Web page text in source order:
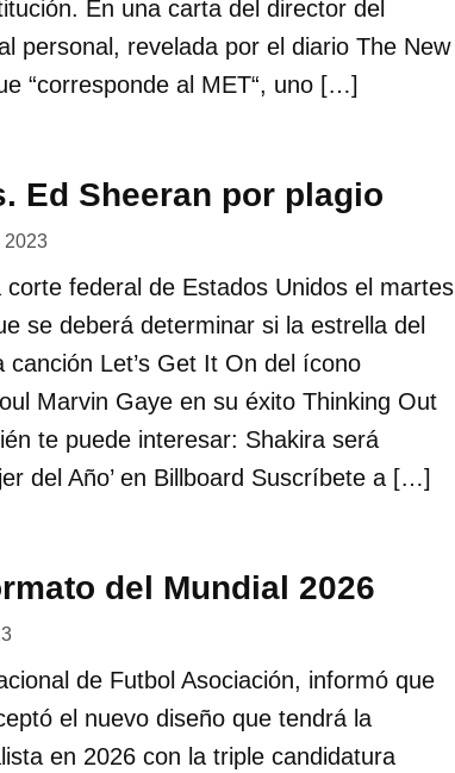
En una carta del director del
personal, revelada por el diario The New
“corresponde al MET“, uno […]
Ed Sheeran por plagio
2023
corte federal de Estados Unidos el martes
se deberá determinar si la estrella del
canción Let’s Get It On del ícono
Marvin Gaye en su éxito Thinking Out
te puede interesar: Shakira será
del Año’ en Billboard Suscríbete a […]
del Mundial 2026
de Futbol Asociación, informó que
el nuevo diseño que tendrá la
en 2026 con la triple candidatura